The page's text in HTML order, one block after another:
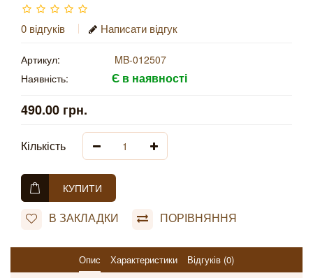
0 відгуків Написати відгук
Артикул:
MB-012507
Наявність:
Є в наявності
490.00 грн.
Кількість
КУПИТИ
В ЗАКЛАДКИ ПОРІВНЯННЯ
Опис Характеристики Відгуків (0)